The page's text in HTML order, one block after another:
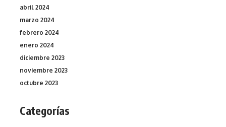
abril 2024
marzo 2024
febrero 2024
enero 2024
diciembre 2023
noviembre 2023
octubre 2023
Categorías